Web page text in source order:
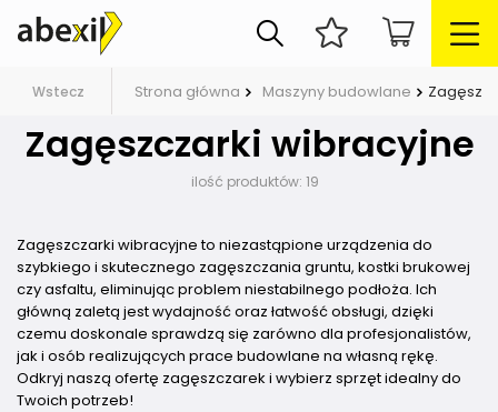
Wstecz Strona główna Maszyny budowlane
Zagęszczarki wibracyjne
ilość produktów: 19
Zagęszczarki wibracyjne to niezastąpione urządzenia do
szybkiego i skutecznego zagęszczania gruntu, kostki brukowej
czy asfaltu, eliminując problem niestabilnego podłoża. Ich
główną zaletą jest wydajność oraz łatwość obsługi, dzięki
czemu doskonale sprawdzą się zarówno dla profesjonalistów,
jak i osób realizujących prace budowlane na własną rękę.
Odkryj naszą ofertę zagęszczarek i wybierz sprzęt idealny do
Twoich potrzeb!